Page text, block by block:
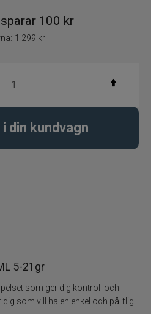
100 kr
1 299 kr
din kundvagn
5-21gr
som ger dig kontroll och
som vill ha en enkel och pålitlig